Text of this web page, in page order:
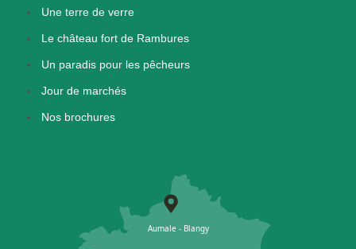
Une terre de verre
Le château fort de Rambures
Un paradis pour les pêcheurs
Jour de marchés
Nos brochures